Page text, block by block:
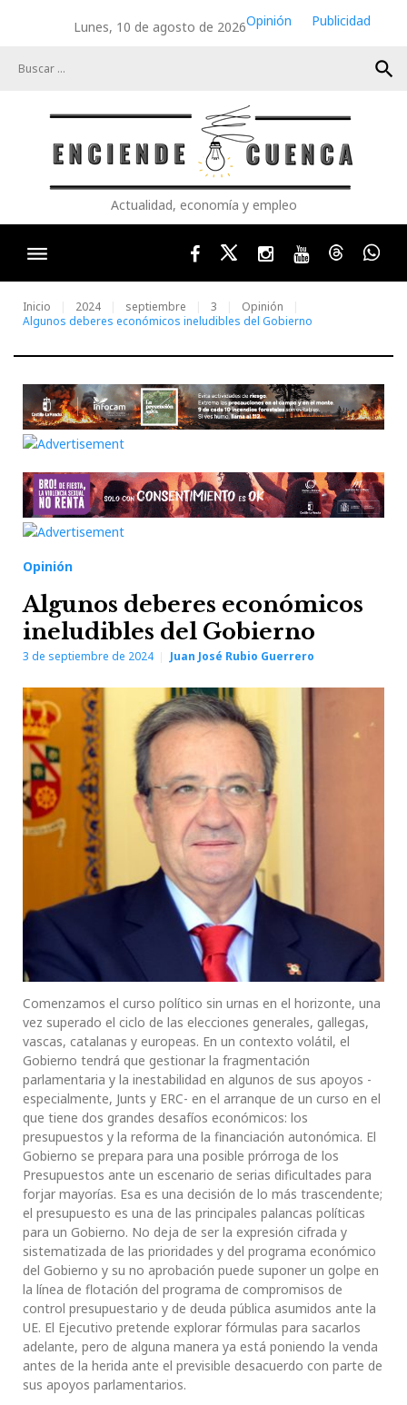
Lunes, 10 de agosto de 2026Opinión
Publicidad
search
Actualidad, economía y empleo
FacebookTwitterInstagram
YoutubeThreads
Inicio 2024 septiembre 3
Opinión
Algunos deberes económicos ineludibles del Gobierno
Opinión
Algunos deberes económicos
ineludibles del Gobierno
3 de septiembre de 2024 Juan José Rubio Guerrero
Comenzamos el curso político sin urnas en el horizonte, una
vez superado el ciclo de las elecciones generales, gallegas,
vascas, catalanas y europeas. En un contexto volátil, el
Gobierno tendrá que gestionar la fragmentación
parlamentaria y la inestabilidad en algunos de sus apoyos -
especialmente, Junts y ERC- en el arranque de un curso en el
que tiene dos grandes desafíos económicos: los
presupuestos y la reforma de la financiación autonómica. El
Gobierno se prepara para una posible prórroga de los
Presupuestos ante un escenario de serias dificultades para
forjar mayorías. Esa es una decisión de lo más trascendente;
el presupuesto es una de las principales palancas políticas
para un Gobierno. No deja de ser la expresión cifrada y
sistematizada de las prioridades y del programa económico
del Gobierno y su no aprobación puede suponer un golpe en
la línea de flotación del programa de compromisos de
control presupuestario y de deuda pública asumidos ante la
UE. El Ejecutivo pretende explorar fórmulas para sacarlos
adelante, pero de alguna manera ya está poniendo la venda
antes de la herida ante el previsible desacuerdo con parte de
sus apoyos parlamentarios.